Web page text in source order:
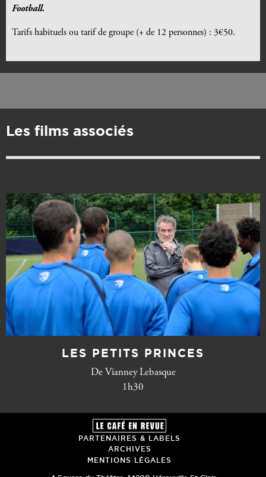
Football.
Tarifs habituels ou tarif de groupe (+ de 12 personnes) : 3€50.
Les films associés
LES PETITS PRINCES
De Vianney Lebasque
1h30
PARTENAIRES & LABELS
ARCHIVES
MENTIONS LÉGALES